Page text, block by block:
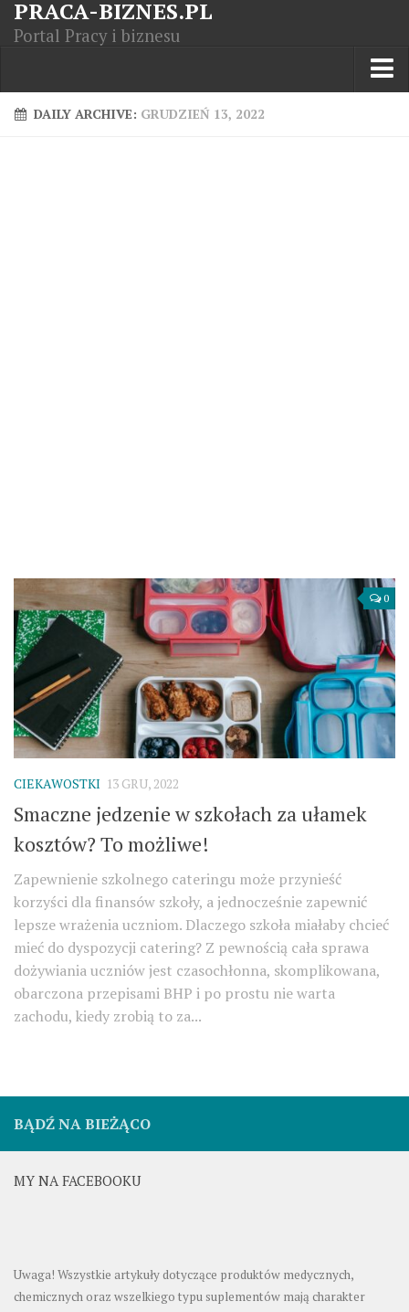
PRACA-BIZNES.PL
Portal Pracy i biznesu
Praca w kraju
DAILY ARCHIVE: GRUDZIEŃ 13, 2022
0
CIEKAWOSTKI 13 GRU, 2022
Smaczne jedzenie w szkołach za ułamek
kosztów? To możliwe!
Zapewnienie szkolnego cateringu może przynieść
korzyści dla finansów szkoły, a jednocześnie zapewnić
lepsze wrażenia uczniom. Dlaczego szkoła miałaby chcieć
mieć do dyspozycji catering? Z pewnością cała sprawa
dożywiania uczniów jest czasochłonna, skomplikowana,
obarczona przepisami BHP i po prostu nie warta
zachodu, kiedy zrobią to za...
BĄDŹ NA BIEŻĄCO
MY NA FACEBOOKU
Uwaga! Wszystkie artykuły dotyczące produktów medycznych,
chemicznych oraz wszelkiego typu suplementów mają charakter